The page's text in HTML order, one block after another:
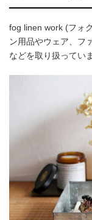
fog linen work (フォ
ン用品やウェア、フ
などを取り扱ってい